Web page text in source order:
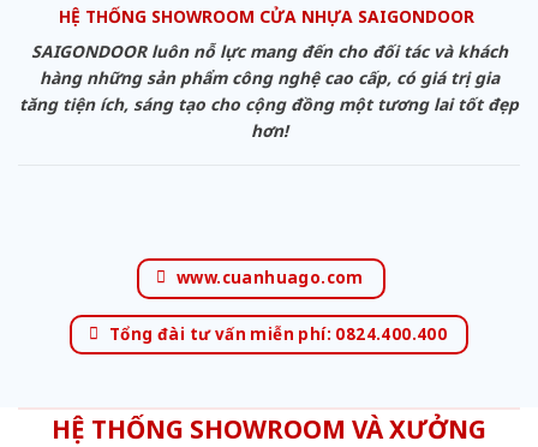
HỆ THỐNG SHOWROOM CỬA NHỰA SAIGONDOOR
SAIGONDOOR luôn nỗ lực mang đến cho đối tác và khách
hàng những sản phẩm công nghệ cao cấp, có giá trị gia
tăng tiện ích, sáng tạo cho cộng đồng một tương lai tốt đẹp
hơn!
www.cuanhuago.com
Tổng đài tư vấn miễn phí: 0824.400.400
HỆ THỐNG SHOWROOM VÀ XƯỞNG